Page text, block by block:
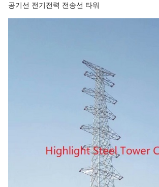
공기선 전기전력 전송선 타워